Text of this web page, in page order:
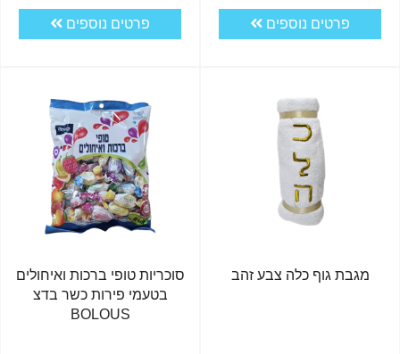
פרטים נוספים פרטים נוספים
מגבת גוף כלה צבע זהב
סוכריות טופי ברכות ואיחולים
בטעמי פירות כשר בדצ
BOLOUS